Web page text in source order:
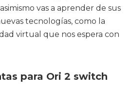
vas a aprender de sus
tecnologías, como la
virtual que nos espera con
para Ori 2 switch